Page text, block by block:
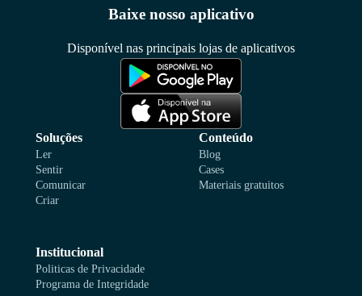
Baixe nosso aplicativo
Disponível nas principais lojas de aplicativos
Soluções
Ler
Sentir
Comunicar
Criar
Conteúdo
Blog
Cases
Materiais gratuitos
Institucional
Politicas de Privacidade
Programa de Integridade